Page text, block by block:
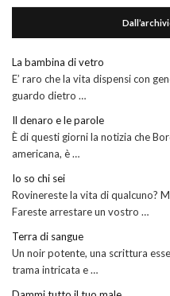
La bambina di vetro
E’ raro che la vita dispensi con
guardo dietro …
Il denaro e le parole
È di questi giorni la notizia che
americana, è …
Io so chi sei
Rovinereste la vita di qualcuno?
Fareste arrestare un vostro …
Terra di sangue
Un noir potente, una scrittura
trama intricata e …